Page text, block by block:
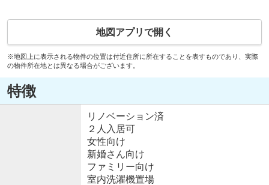
地図アプリで開く
※地図上に表示される物件の位置は付近住所に所在することを表すものであり、実際
の物件所在地とは異なる場合がございます。
特徴
リノベーション済
２人入居可
女性向け
新婚さん向け
ファミリー向け
室内洗濯機置場